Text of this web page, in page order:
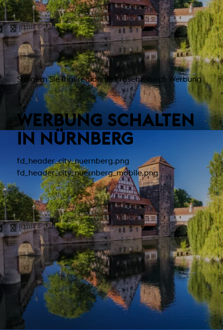
Steigern Sie Ihre regionale Präsenz durch Werbung
WERBUNG SCHALTEN
IN NÜRNBERG
fd_header_city_nuernberg.png
fd_header_city_nuernberg_mobile.png